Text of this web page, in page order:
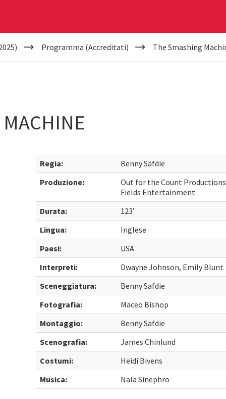
Programma (Accreditati) The Smashing
Regia:
Benny Safdie
Produzione:
Out for the Count
Fields Entertainment
Durata:
123’
Lingua:
Inglese
Paesi:
USA
Interpreti:
Dwayne Johnson, Emily Blunt
Sceneggiatura:
Benny Safdie
Fotografia:
Maceo Bishop
Montaggio:
Benny Safdie
Scenografia:
James Chinlund
Costumi:
Heidi Bivens
Musica:
Nala Sinephro